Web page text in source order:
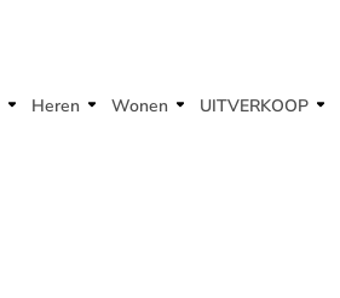
Heren Wonen UITVERKOOP